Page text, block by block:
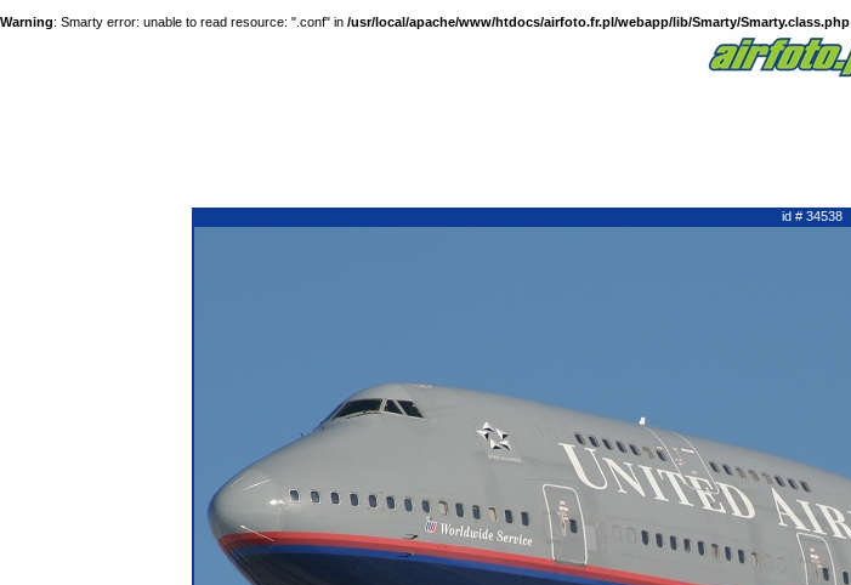
Warning: Smarty error: unable to read resource: ".conf" in /usr/local/apache/www/htdocs/airfoto.fr.pl/webapp/lib/Smarty/Smarty.class.php
id # 34538